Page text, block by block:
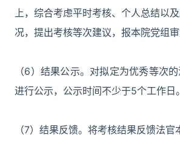
上，综合考虑平时考核、个人总结以
况，提出考核等次建议，报本院党组审
（6）结果公示。对拟定为优秀等次
进行公示，公示时间不少于5个工作日。
（7）结果反馈。将考核结果反馈法官